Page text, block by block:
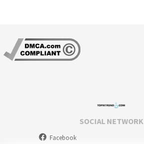
SOCIAL NETWORK
Facebook